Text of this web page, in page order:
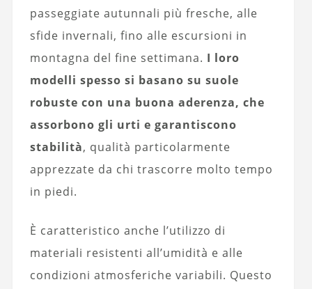
passeggiate autunnali più fresche, alle
sfide invernali, fino alle escursioni in
montagna del fine settimana. I loro
modelli spesso si basano su suole
robuste con una buona aderenza, che
assorbono gli urti e garantiscono
stabilità, qualità particolarmente
apprezzate da chi trascorre molto tempo
in piedi.
È caratteristico anche l’utilizzo di
materiali resistenti all’umidità e alle
condizioni atmosferiche variabili. Questo